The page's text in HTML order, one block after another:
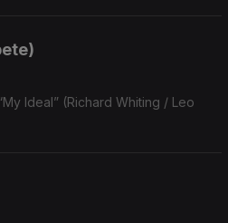
Ideal” (Richard Whiting / Leo